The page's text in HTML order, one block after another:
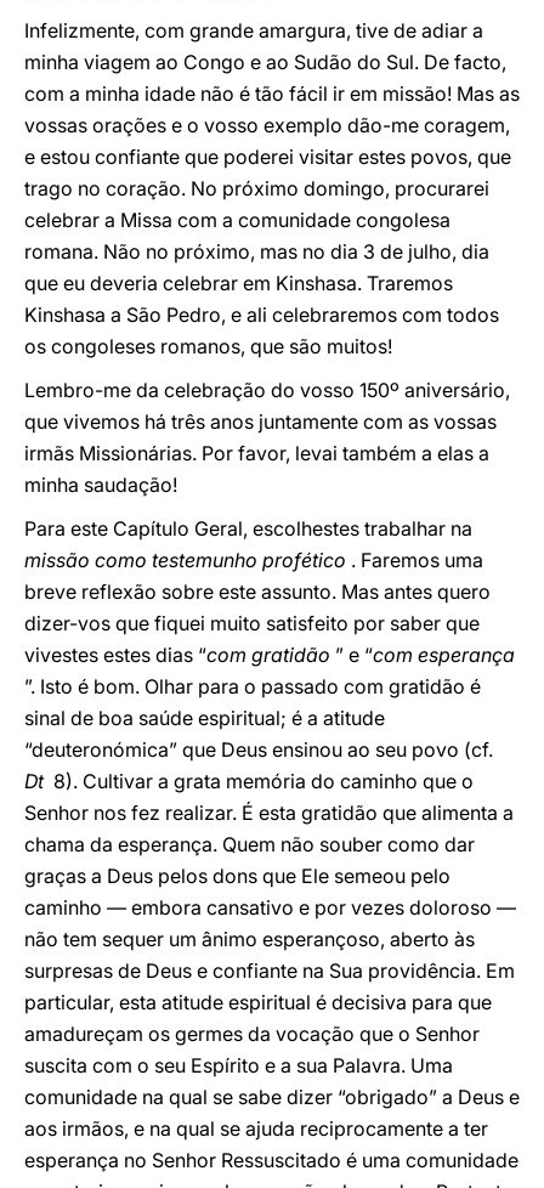
Infelizmente, com grande amargura, tive de adiar a
minha viagem ao Congo e ao Sudão do Sul. De facto,
com a minha idade não é tão fácil ir em missão! Mas as
vossas orações e o vosso exemplo dão-me coragem,
e estou confiante que poderei visitar estes povos, que
trago no coração. No próximo domingo, procurarei
celebrar a Missa com a comunidade congolesa
romana. Não no próximo, mas no dia 3 de julho, dia
que eu deveria celebrar em Kinshasa. Traremos
Kinshasa a São Pedro, e ali celebraremos com todos
os congoleses romanos, que são muitos!
Lembro-me da celebração do vosso 150º aniversário,
que vivemos há três anos juntamente com as vossas
irmãs Missionárias. Por favor, levai também a elas a
minha saudação!
Para este Capítulo Geral, escolhestes trabalhar na
missão como testemunho profético . Faremos uma
breve reflexão sobre este assunto. Mas antes quero
dizer-vos que fiquei muito satisfeito por saber que
vivestes estes dias “com gratidão ” e “com esperança
”. Isto é bom. Olhar para o passado com gratidão é
sinal de boa saúde espiritual; é a atitude
“deuteronómica” que Deus ensinou ao seu povo (cf.
Dt8). Cultivar a grata memória do caminho que o
Senhor nos fez realizar. É esta gratidão que alimenta a
chama da esperança. Quem não souber como dar
graças a Deus pelos dons que Ele semeou pelo
caminho — embora cansativo e por vezes doloroso —
não tem sequer um ânimo esperançoso, aberto às
surpresas de Deus e confiante na Sua providência. Em
particular, esta atitude espiritual é decisiva para que
amadureçam os germes da vocação que o Senhor
suscita com o seu Espírito e a sua Palavra. Uma
comunidade na qual se sabe dizer “obrigado” a Deus e
aos irmãos, e na qual se ajuda reciprocamente a ter
esperança no Senhor Ressuscitado é uma comunidade